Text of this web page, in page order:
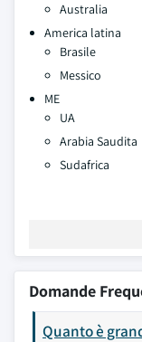
Australia
America latina
Brasile
Messico
ME
UA
Arabia Saudita
Sudafrica
Domande
Quanto è